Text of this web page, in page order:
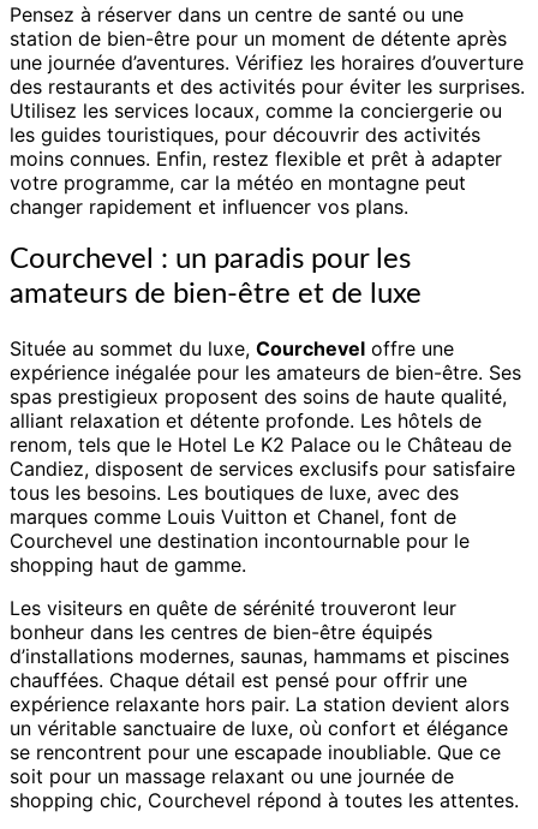
Pensez à réserver dans un centre de santé ou une
station de bien-être pour un moment de détente après
une journée d’aventures. Vérifiez les horaires d’ouverture
des restaurants et des activités pour éviter les surprises.
Utilisez les services locaux, comme la conciergerie ou
les guides touristiques, pour découvrir des activités
moins connues. Enfin, restez flexible et prêt à adapter
votre programme, car la météo en montagne peut
changer rapidement et influencer vos plans.
Courchevel : un paradis pour les
amateurs de bien-être et de luxe
Située au sommet du luxe, Courchevel offre une
expérience inégalée pour les amateurs de bien-être. Ses
spas prestigieux proposent des soins de haute qualité,
alliant relaxation et détente profonde. Les hôtels de
renom, tels que le Hotel Le K2 Palace ou le Château de
Candiez, disposent de services exclusifs pour satisfaire
tous les besoins. Les boutiques de luxe, avec des
marques comme Louis Vuitton et Chanel, font de
Courchevel une destination incontournable pour le
shopping haut de gamme.
Les visiteurs en quête de sérénité trouveront leur
bonheur dans les centres de bien-être équipés
d’installations modernes, saunas, hammams et piscines
chauffées. Chaque détail est pensé pour offrir une
expérience relaxante hors pair. La station devient alors
un véritable sanctuaire de luxe, où confort et élégance
se rencontrent pour une escapade inoubliable. Que ce
soit pour un massage relaxant ou une journée de
shopping chic, Courchevel répond à toutes les attentes.